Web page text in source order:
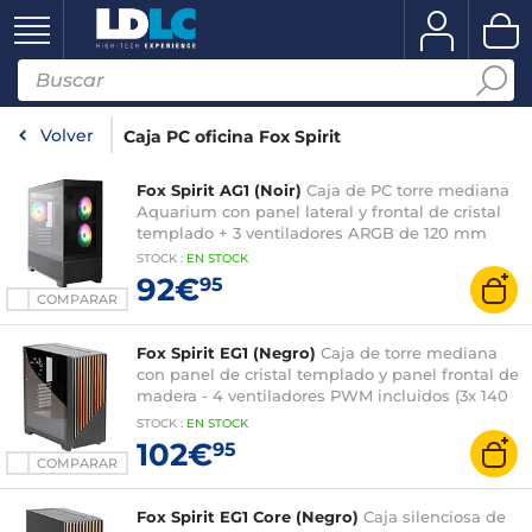
Volver Caja PC oficina Fox Spirit
COMPARAR
Fox Spirit AG1 (Noir) Caja de PC torre mediana
Aquarium con panel lateral y frontal de cristal
templado + 3 ventiladores ARGB de 120 mm
STOCK : EN STOCK
92€95
COMPARAR
Fox Spirit EG1 (Negro) Caja de torre mediana
con panel de cristal templado y panel frontal de
madera - 4 ventiladores PWM incluidos (3x 140
mm frontales + 1x 120 mm traseros)
STOCK : EN STOCK
102€95
Fox Spirit EG1 Core (Negro) Caja silenciosa de